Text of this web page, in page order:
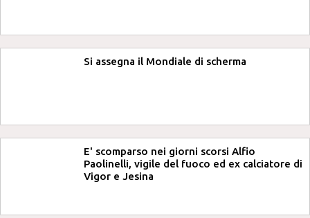
Si assegna il Mondiale di scherma
E' scomparso nei giorni scorsi Alfio
Paolinelli, vigile del fuoco ed ex calciatore di
Vigor e Jesina